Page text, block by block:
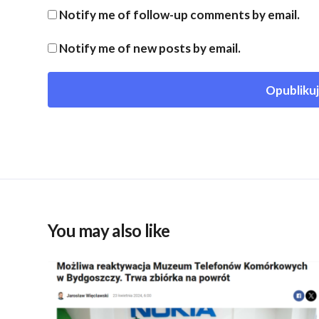
Notify me of follow-up comments by email.
Notify me of new posts by email.
You may also like